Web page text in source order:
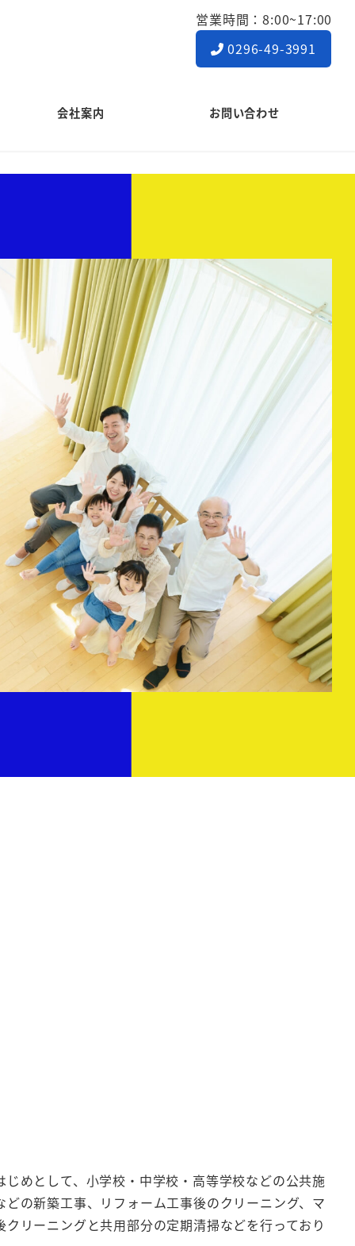
営業時間：8:00~17:00
0296-49-3991
会社案内 お問い合わせ
めとして、小学校・中学校・高等学校などの公共施
の新築工事、リフォーム工事後のクリーニング、マ
リーニングと共用部分の定期清掃などを行っており